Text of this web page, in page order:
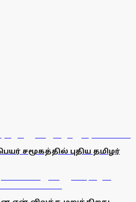
சமூகத்தில் புதிய தமிழர்